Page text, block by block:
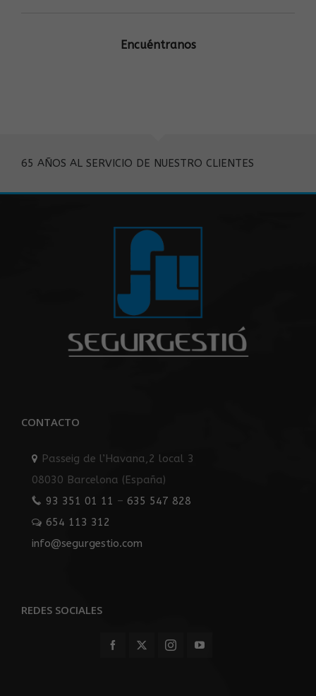
Encuéntranos
65 AÑOS AL SERVICIO DE NUESTRO CLIENTES
CONTACTO
Passeig de l’Havana,2 local 3
08030 Barcelona (España)
93 351 01 11 – 635 547 828
654 113 312
info@segurgestio.com
REDES SOCIALES